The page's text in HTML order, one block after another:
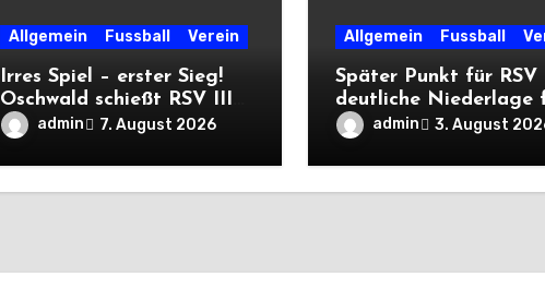
Allgemein Fussball Verein
Irres Spiel – erster Sieg!
Oschwald schießt RSV III
mit Viererpack zu
Premiere
admin 7. August 2026
Allgemein Fussball
Später Punkt für RSV
deutliche Niederlage
die Dritte
admin 3. August